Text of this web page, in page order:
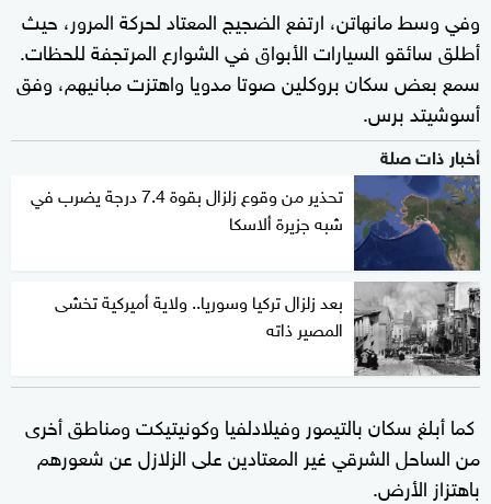
وفي وسط مانهاتن، ارتفع الضجيج المعتاد لحركة المرور، حيث
أطلق سائقو السيارات الأبواق في الشوارع المرتجفة للحظات.
سمع بعض سكان بروكلين صوتا مدويا واهتزت مبانيهم، وفق
أسوشيتد برس.
أخبار ذات صلة
تحذير من وقوع زلزال بقوة 7.4 درجة يضرب في
شبه جزيرة ألاسكا
بعد زلزال تركيا وسوريا.. ولاية أميركية تخشى
المصير ذاته
كما أبلغ سكان بالتيمور وفيلادلفيا وكونيتيكت ومناطق أخرى
من الساحل الشرقي غير المعتادين على الزلازل عن شعورهم
باهتزاز الأرض.